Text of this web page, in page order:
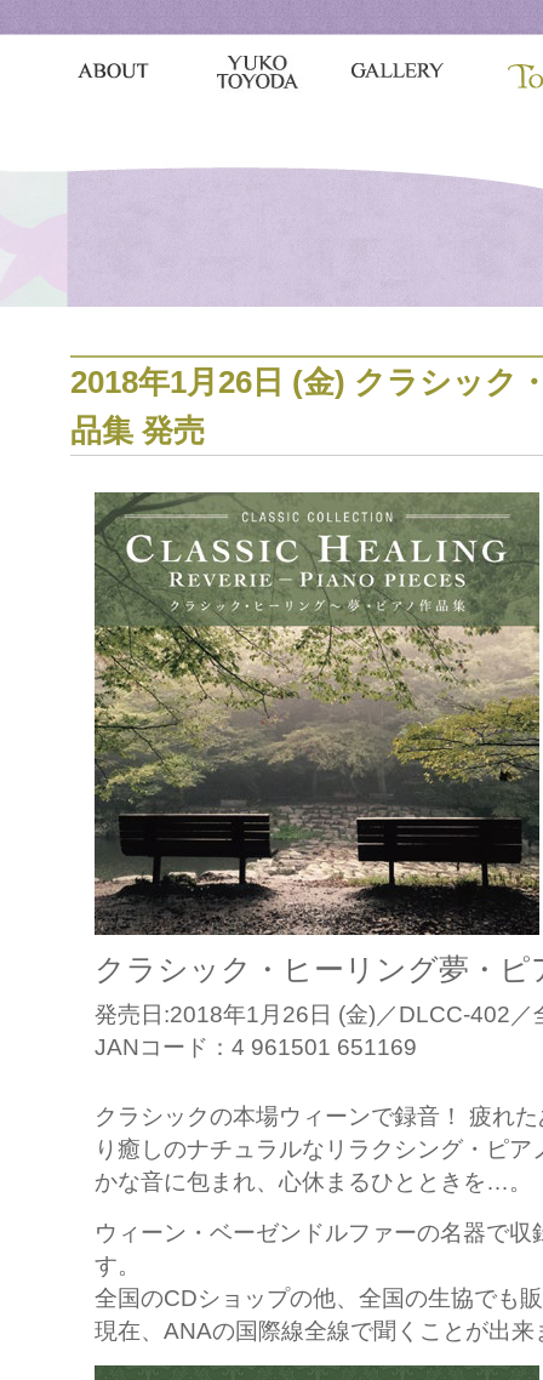
2018年1月26日 (金) クラシック
品集 発売
クラシック・ヒーリング夢・ピ
発売日:2018年1月26日 (金)／DLCC-402
JANコード：4 961501 651169
クラシックの本場ウィーンで録音！ 疲れ
り癒しのナチュラルなリラクシング・ピア
かな音に包まれ、心休まるひとときを…。
ウィーン・ベーゼンドルファーの名器で
す。
全国のCDショップの他、全国の生協でも
現在、ANAの国際線全線で聞くことが出来